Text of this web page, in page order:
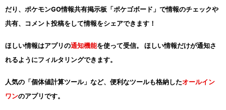
だり、ポケモンGO情報共有掲示板「ポケゴボード」で情報のチェックや
共有、コメント投稿をして情報をシェアできます！
ほしい情報はアプリの通知機能を使って受信。 ほしい情報だけが通知さ
れるようにフィルタリングできます。
人気の「個体値計算ツール」など、便利なツールも格納したオールイン
ワンのアプリです。